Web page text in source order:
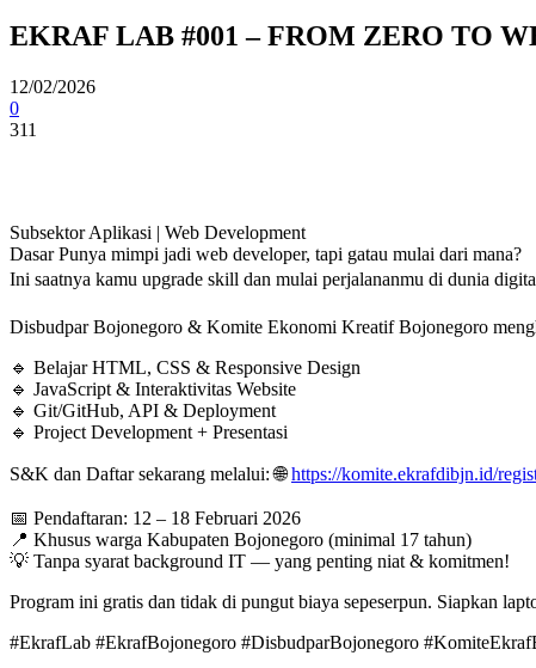
EKRAF LAB #001 – FROM ZERO TO
12/02/2026
0
311
Subsektor Aplikasi | Web Development
Dasar Punya mimpi jadi web developer, tapi gatau mulai dari mana?
Ini saatnya kamu upgrade skill dan mulai perjalananmu di dunia
Disbudpar Bojonegoro & Komite Ekonomi Kreatif Bojonegoro
🔹 Belajar HTML, CSS & Responsive Design
🔹 JavaScript & Interaktivitas Website
🔹 Git/GitHub, API & Deployment
🔹 Project Development + Presentasi
S&K dan Daftar sekarang melalui: 🌐https://komite.ekrafdibjn.id/
📅 Pendaftaran: 12 – 18 Februari 2026
📍 Khusus warga Kabupaten Bojonegoro (minimal 17 tahun)
💡 Tanpa syarat background IT — yang penting niat & komitmen!
Program ini gratis dan tidak di pungut biaya sepeserpun. Siapkan
#EkrafLab #EkrafBojonegoro #DisbudparBojonegoro